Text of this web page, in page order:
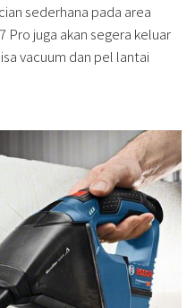
sederhana pada area
juga akan segera keluar
vacuum dan pel lantai